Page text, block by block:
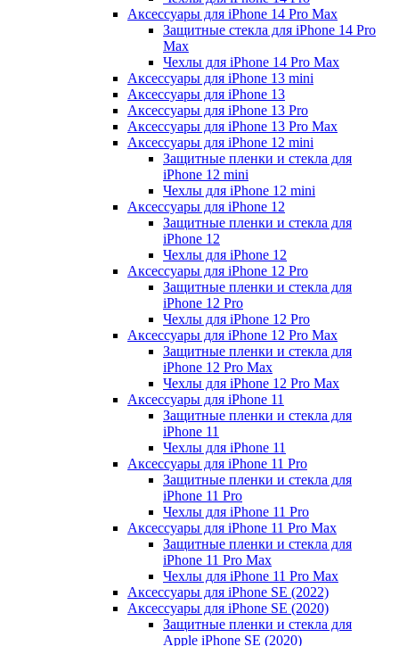
Аксессуары для iPhone 14 Pro Max
Защитные стекла для iPhone 14 Pro
Max
Чехлы для iPhone 14 Pro Max
Аксессуары для iPhone 13 mini
Аксессуары для iPhone 13
Аксессуары для iPhone 13 Pro
Аксессуары для iPhone 13 Pro Max
Аксессуары для iPhone 12 mini
Защитные пленки и стекла для
iPhone 12 mini
Чехлы для iPhone 12 mini
Аксессуары для iPhone 12
Защитные пленки и стекла для
iPhone 12
Чехлы для iPhone 12
Аксессуары для iPhone 12 Pro
Защитные пленки и стекла для
iPhone 12 Pro
Чехлы для iPhone 12 Pro
Аксессуары для iPhone 12 Pro Max
Защитные пленки и стекла для
iPhone 12 Pro Max
Чехлы для iPhone 12 Pro Max
Аксессуары для iPhone 11
Защитные пленки и стекла для
iPhone 11
Чехлы для iPhone 11
Аксессуары для iPhone 11 Pro
Защитные пленки и стекла для
iPhone 11 Pro
Чехлы для iPhone 11 Pro
Аксессуары для iPhone 11 Pro Max
Защитные пленки и стекла для
iPhone 11 Pro Max
Чехлы для iPhone 11 Pro Max
Аксессуары для iPhone SE (2022)
Аксессуары для iPhone SE (2020)
Защитные пленки и стекла для
Apple iPhone SE (2020)